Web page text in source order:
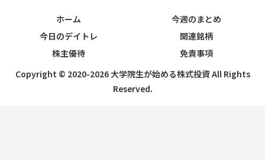
ホーム
今週のまとめ
今日のデイトレ
関連銘柄
株主優待
免責事項
Copyright © 2020-2026 大学院生が始める株式投資 All Rights
Reserved.